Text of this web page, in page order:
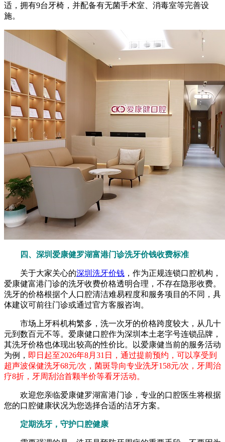
适，拥有9台牙椅，并配备有无菌手术室、消毒室等完善设
施。
四、深圳爱康健罗湖富港门诊洗牙价钱收费标准
关于大家关心的深圳洗牙价钱 ，作为正规连锁口腔机构，
爱康健富港门诊的洗牙收费价格透明合理，不存在隐形收费。
洗牙的价格根据个人口腔清洁难易程度和服务项目的不同，具
体建议可前往门诊或通过官方客服咨询。
市场上牙科机构繁多，洗一次牙的价格跨度较大，从几十
元到数百元不等。爱康健口腔作为深圳本土老字号连锁品牌，
其洗牙价格也体现出较高的性价比。以爱康健当前的服务活动
为例， 即日起至2026年8月31日，通过提前预约，可以享受到
超声波保健洗牙68元/次，菌斑导向专业洗牙158元/次，牙周治
疗8折，牙周刮治首颗半价等看牙活动。
欢迎您亲临爱康健罗湖富港门诊，专业的口腔医生将根据
您的口腔健康状况为您选择合适的洁牙方案。
定期洗牙，守护口腔健康